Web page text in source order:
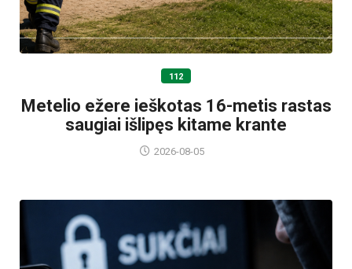
112
Metelio ežere ieškotas 16-metis rastas
saugiai išlipęs kitame krante
2026-08-05